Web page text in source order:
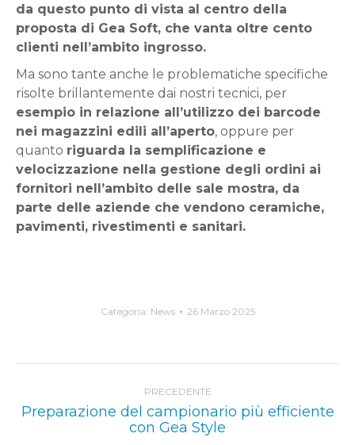
da questo punto di vista al centro della
proposta di Gea Soft, che vanta oltre cento
clienti nell’ambito ingrosso.
Ma sono tante anche le problematiche specifiche
risolte brillantemente dai nostri tecnici, per
esempio in relazione all’utilizzo dei barcode
nei magazzini edili all’aperto, oppure per
quanto riguarda la semplificazione e
velocizzazione nella gestione degli ordini ai
fornitori nell’ambito delle sale mostra, da
parte delle aziende che vendono ceramiche,
pavimenti, rivestimenti e sanitari.
Categoria: News 26 Marzo 2025
tra
PRECEDENTE
Post
precedente:
Preparazione del campionario più efficiente
con Gea Style